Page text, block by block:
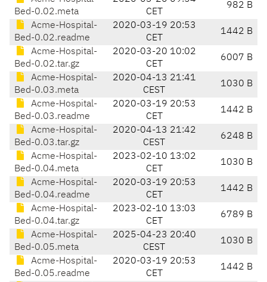
Bed-0.02.meta
CET
982 B
Acme-Hospital-
Bed-0.02.readme
2020-03-19 20:53
CET
1442 B
Acme-Hospital-
Bed-0.02.tar.gz
2020-03-20 10:02
CET
6007 B
Acme-Hospital-
Bed-0.03.meta
2020-04-13 21:41
CEST
1030 B
Acme-Hospital-
Bed-0.03.readme
2020-03-19 20:53
CET
1442 B
Acme-Hospital-
Bed-0.03.tar.gz
2020-04-13 21:42
CEST
6248 B
Acme-Hospital-
Bed-0.04.meta
2023-02-10 13:02
CET
1030 B
Acme-Hospital-
Bed-0.04.readme
2020-03-19 20:53
CET
1442 B
Acme-Hospital-
Bed-0.04.tar.gz
2023-02-10 13:03
CET
6789 B
Acme-Hospital-
Bed-0.05.meta
2025-04-23 20:40
CEST
1030 B
Acme-Hospital-
Bed-0.05.readme
2020-03-19 20:53
CET
1442 B